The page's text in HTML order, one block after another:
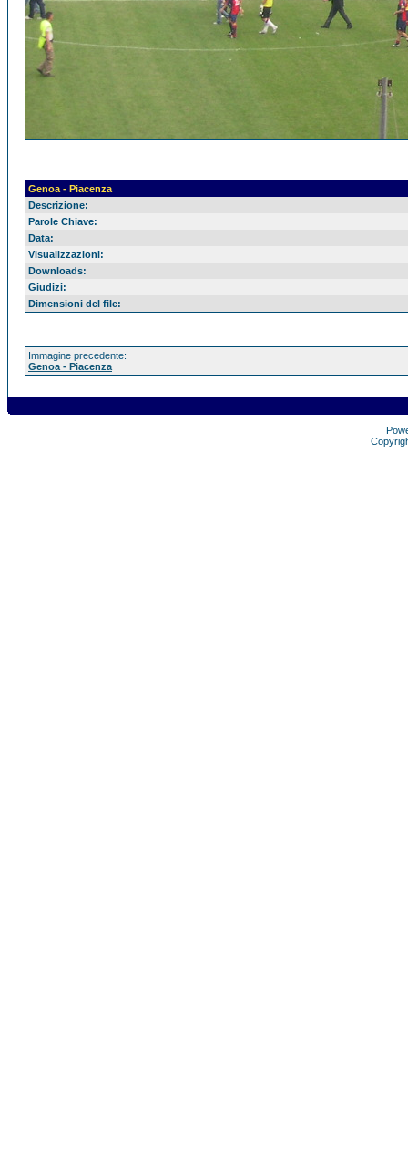
Genoa - Piacenza
Descrizione:
Parole Chiave:
Data:
Visualizzazioni:
Downloads:
Giudizi:
Dimensioni del file:
Immagine precedente:
Genoa - Piacenza